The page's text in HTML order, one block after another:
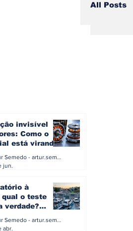
invisível
Como o
está virando
Artur Semedo - artur.semedo@publiracing.pt
jun.
à
qual o teste
verdade?
Artur Semedo - artur.semedo@publiracing.pt
abr.
All Posts